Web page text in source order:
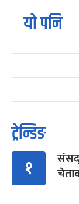
यो पनि
ट्रेन्डिङ
१